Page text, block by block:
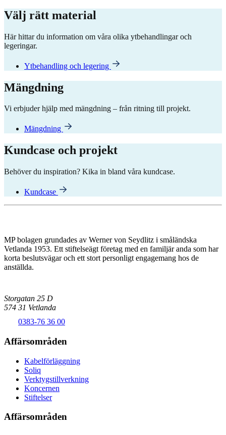
Välj rätt material
Här hittar du information om våra olika ytbehandlingar och
legeringar.
Ytbehandling och legering
Mängdning
Vi erbjuder hjälp med mängdning – från ritning till projekt.
Mängdning
Kundcase och projekt
Behöver du inspiration? Kika in bland våra kundcase.
Kundcase
MP bolagen grundades av Werner von Seydlitz i småländska
Vetlanda 1953. Ett stiftelseägt företag med en familjär anda som har
korta beslutsvägar och ett stort personligt engagemang hos de
anställda.
Storgatan 25 D
574 31 Vetlanda
0383-76 36 00
Affärsområden
Kabelförläggning
Soliq
Verktygstillverkning
Koncernen
Stiftelser
Affärsområden